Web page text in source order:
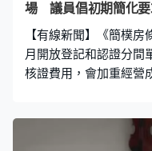
場 議員倡初期簡化
【有線新聞】《簡樸
月開放登記和認證分間
核證費用，會加重經營
如註冊建築師、工程師